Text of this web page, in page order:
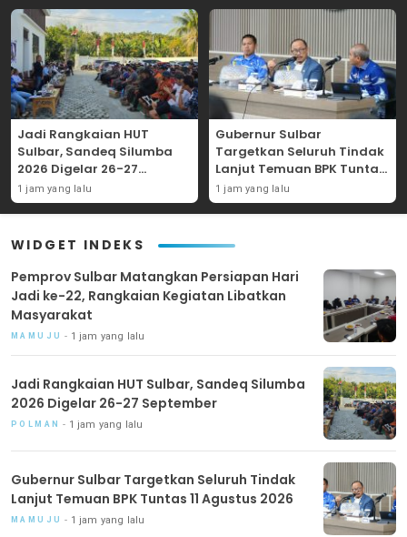
Jadi Rangkaian HUT
Sulbar, Sandeq Silumba
2026 Digelar 26-27
September
1 jam yang lalu
Gubernur Sulbar
Targetkan Seluruh Tindak
Lanjut Temuan BPK Tuntas
11 Agustus 2026
1 jam yang lalu
WIDGET INDEKS
Pemprov Sulbar Matangkan Persiapan Hari
Jadi ke-22, Rangkaian Kegiatan Libatkan
Masyarakat
MAMUJU 1 jam yang lalu
Jadi Rangkaian HUT Sulbar, Sandeq Silumba
2026 Digelar 26-27 September
POLMAN 1 jam yang lalu
Gubernur Sulbar Targetkan Seluruh Tindak
Lanjut Temuan BPK Tuntas 11 Agustus 2026
MAMUJU 1 jam yang lalu